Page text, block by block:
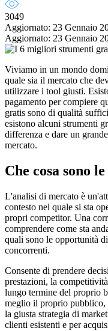
3049
Aggiornato: 23 Gennaio
Aggiornato: 23 Gennaio
Viviamo in un mondo
quale sia il mercato che
utilizzare i tool giusti.
pagamento per compiere
gratis sono di qualità
esistono alcuni strumenti
differenza e dare un
mercato.
Che cosa sono
L'analisi di mercato è
contesto nel quale si sta
propri competitor. Una
comprendere come sta
quali sono le opportunità
concorrenti.
Consente di prendere
prestazioni, la
lungo termine del proprio
meglio il proprio pubblico,
la giusta strategia di
clienti esistenti e per